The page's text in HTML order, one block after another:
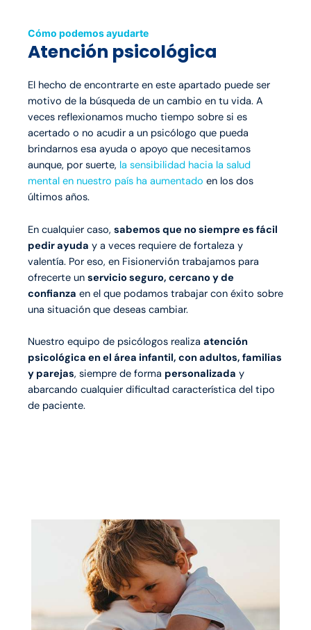
Cómo podemos ayudarte
Atención psicológica
El hecho de encontrarte en este apartado puede ser
motivo de la búsqueda de un cambio en tu vida. A
veces reflexionamos mucho tiempo sobre si es
acertado o no acudir a un psicólogo que pueda
brindarnos esa ayuda o apoyo que necesitamos
aunque, por suerte, la sensibilidad hacia la salud
mental en nuestro país ha aumentado en los dos
últimos años.
En cualquier caso, sabemos que no siempre es fácil
pedir ayuda y a veces requiere de fortaleza y
valentía. Por eso, en Fisionervión trabajamos para
ofrecerte un servicio seguro, cercano y de
confianza en el que podamos trabajar con éxito sobre
una situación que deseas cambiar.
Nuestro equipo de psicólogos realiza atención
psicológica en el área infantil, con adultos, familias
y parejas, siempre de forma personalizada y
abarcando cualquier dificultad característica del tipo
de paciente.